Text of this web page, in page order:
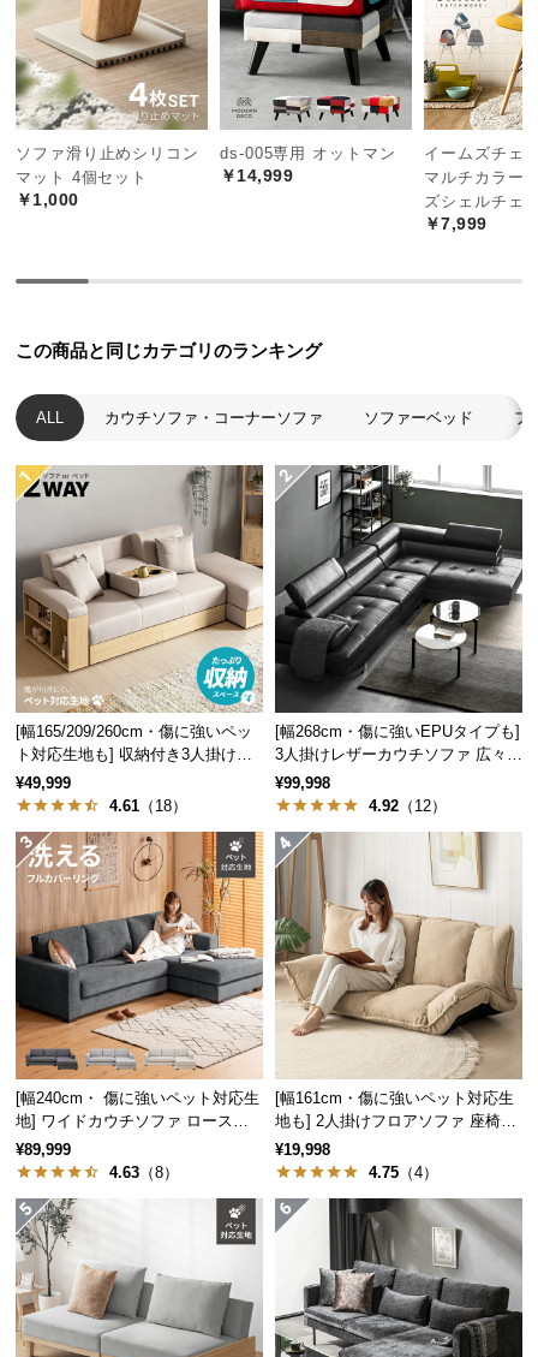
型
品
の
配
送
に
て
小
商
品
配
つ
い
て
開
梱
設
置
サ
ー
ビ
ス
つ
い
入
経
路
に
つ
い
て
返
品・
キ
ソファ滑り止めシリコン
マット 4個セット
￥1,000
ds-005専用 オットマン
￥14,999
イームズチェ
マルチカラー
ズシェルチェ
￥7,999
この商品と同じカテゴリのランキング
ALL カウチソファ・コーナーソファ ソファーベッド フ
[幅165/209/260cm・傷に強いペッ
ト対応生地も] 収納付き3人掛け多
機能ソファ
¥49,999
4.61 （18）
[幅268cm・傷に強いEPUタイプも]
3人掛けレザーカウチソファ 広々設
計 高級感
¥99,998
4.92 （12）
[幅240cm・ 傷に強いペット対応生
地] ワイドカウチソファ ロースタ
イル
¥89,999
4.63 （8）
[幅161cm・傷に強いペット対応生
地も] 2人掛けフロアソファ 座椅子
タイプ リクライニング
¥19,998
4.75 （4）